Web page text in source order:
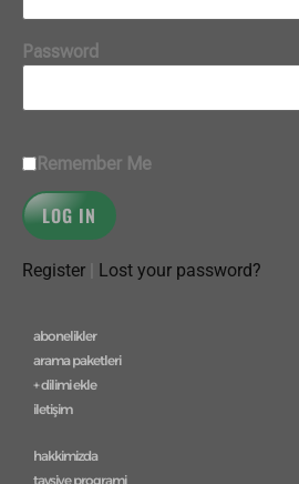
Password
Remember Me
Register Lost your password?
abonelikler
arama paketleri
+ dilimi ekle
iletişim
hakkimizda
tavsiye programi